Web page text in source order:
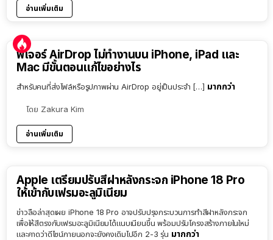
อ่านเพิ่มเติม
ฟีเจอร์ AirDrop ไม่ทำงานบน iPhone, iPad และ
Mac มีขั้นตอนแก้ไขอย่างไร
สำหรับคนที่ส่งไฟล์หรือรูปภาพผ่าน AirDrop อยู่เป็นประจำ […] มากกว่า
โดย Zakura Kim
อ่านเพิ่มเติม
Apple เตรียมปรับสีฝาหลังกระจก iPhone 18 Pro
ให้เข้ากับเฟรมอะลูมิเนียม
ข่าวลือล่าสุดเผย iPhone 18 Pro อาจปรับปรุงกระบวนการทำสีฝาหลังกระจก
เพื่อให้สีตรงกับเฟรมอะลูมิเนียมได้แนบเนียนขึ้น พร้อมปรับโครงสร้างภายในใหม่
และคาดว่าดีไซน์ภายนอกจะยังคงเดิมไปอีก 2-3 รุ่น มากกว่า